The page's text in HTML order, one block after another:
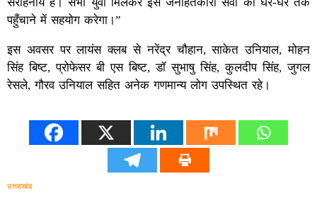
पहुँचाने में सहयोग करेगा।”
इस अवसर पर लायंस क्लब से नरेंद्र चौहान, साकेत उनियाल, मोहन
सिंह बिष्ट, प्रोफेसर बी एस बिष्ट, डॉ सुभाषु सिंह, कुलदीप सिंह, जुगल
रेसले, गौरव उनियाल सहित अनेक गणमान्य लोग उपस्थित रहे।
उत्तराखंड